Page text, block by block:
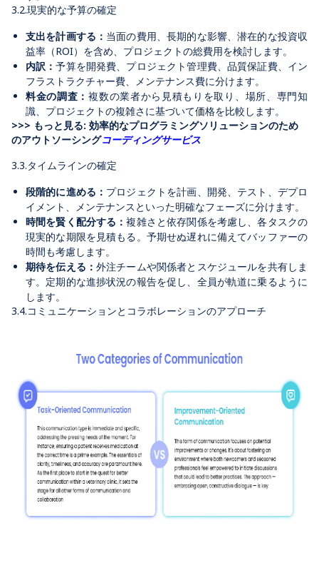
3.2.現実的な予算の確定
支出を計画する： 当面の費用、長期的な影響、潜在的な投資収
益率（ROI）を含め、プロジェクトの総費用を検討します。
内訳：予算を開発費、プロジェクト管理費、品質保証費、イン
フラストラクチャー費、メンテナンス費に分けます。
料金の調査：複数の業者から見積もりを取り、場所、専門知
識、プロジェクトの複雑さに基づいて価格を比較します。
>>> もっと見る: 効率的なプログラミングソリューションのため
のアウトソーシングコーディングサービス
3.3.タイムラインの確定
段階的に進める： プロジェクトを計画、開発、テスト、デプロ
イメント、メンテナンスといった明確なフェーズに分けます。
時間を賢く配分する：複雑さと依存関係を考慮し、各タスクの
現実的な期限を見積もる。予期せぬ遅れに備えてバッファーの
時間も考慮します。
期待を伝える：外注チームや関係者とスケジュールを共有しま
す。定期的な進捗状況の報告を促し、全員が軌道に乗るように
します。
3.4.コミュニケーションとコラボレーションのアプローチ